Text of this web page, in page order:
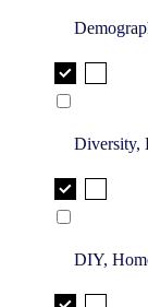
Diversity,
DIY,